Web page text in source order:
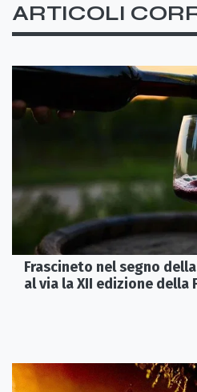
ARTICOLI
Frascineto nel segno
al via la XII edizione della